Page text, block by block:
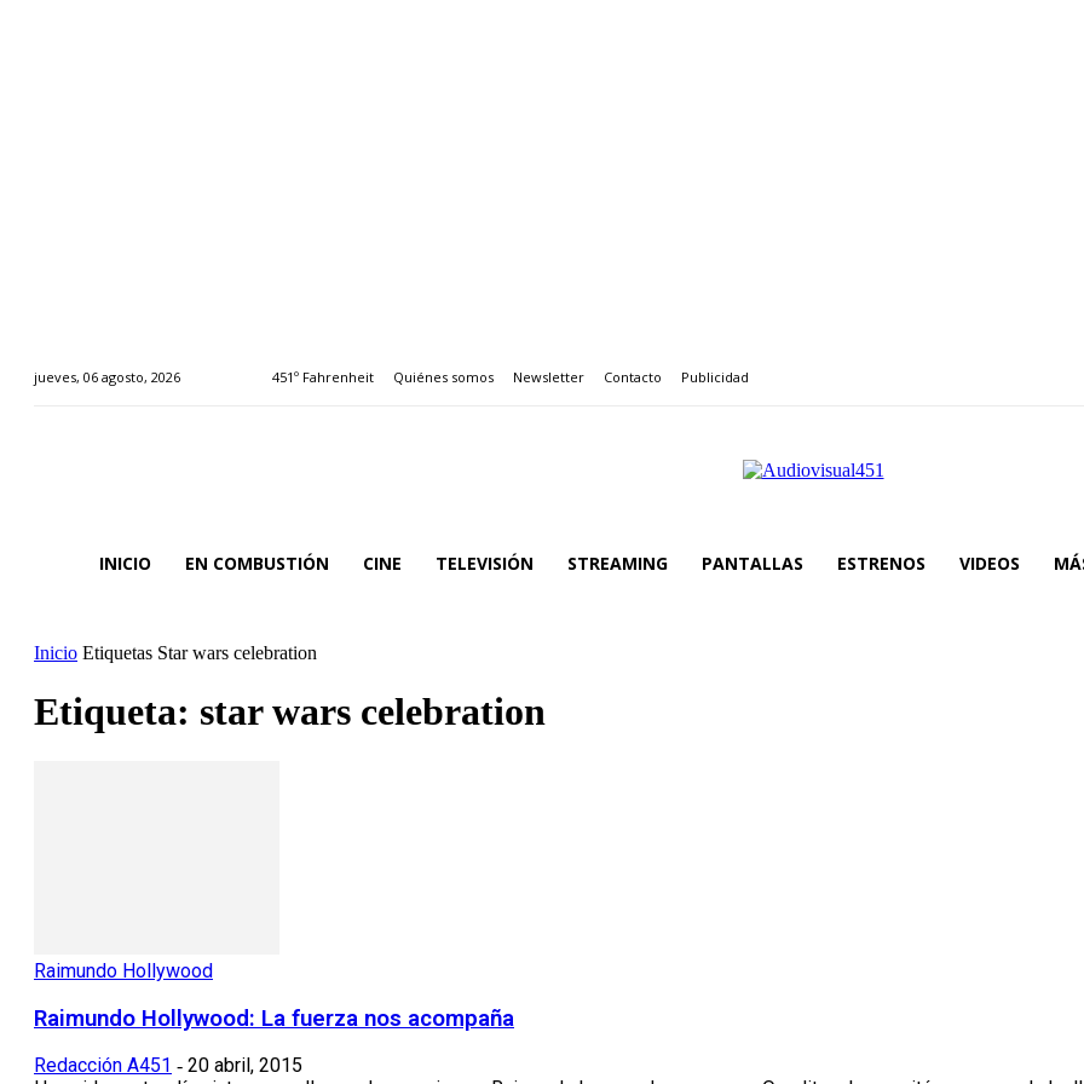
jueves, 06 agosto, 2026 451º Fahrenheit Quiénes somos Newsletter Contacto Publicidad
INICIO EN COMBUSTIÓN CINE TELEVISIÓN STREAMING PANTALLAS ESTRENOS VIDEOS
Inicio Etiquetas Star wars celebration
Etiqueta: star wars celebration
Raimundo Hollywood
Raimundo Hollywood: La fuerza nos acompaña
Redacción A451 - 20 abril, 2015